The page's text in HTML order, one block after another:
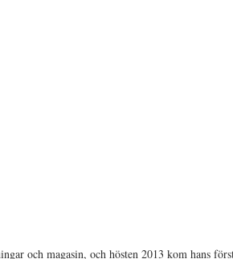
och magasin, och hösten 2013 kom hans